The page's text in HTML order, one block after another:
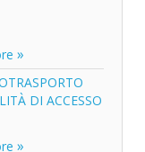
DI ACCESSO